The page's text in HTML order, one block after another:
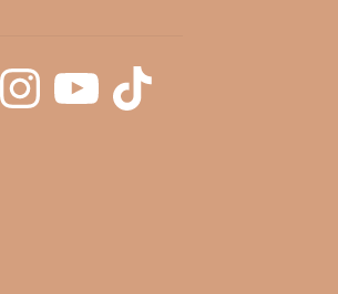
InstagramYouTube TikTok